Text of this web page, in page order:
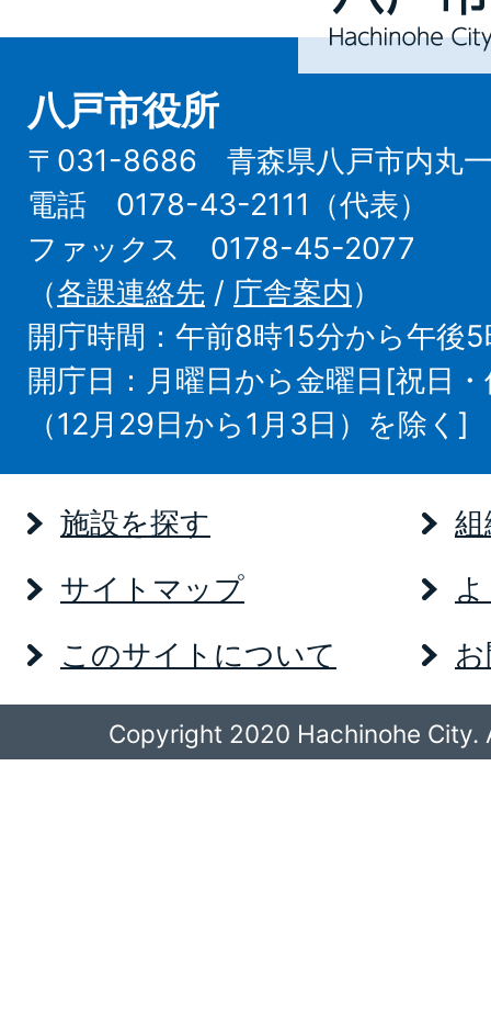
City
八戸市役所
〒031-8686 青森県八戸市内丸一
電話 0178-43-2111（代表）
ファックス 0178-45-2077
（各課連絡先 / 庁舎案内）
開庁時間：午前8時15分から午後
開庁日：月曜日から金曜日[祝日
（12月29日から1月3日）を除く]
施設を探す
サイトマップ
このサイトについて
Copyright 2020 Hachinohe City.